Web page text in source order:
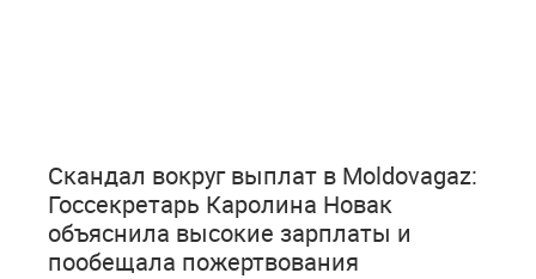
Скандал вокруг выплат в Moldovagaz:
Госсекретарь Каролина Новак
объяснила высокие зарплаты и
пообещала пожертвования